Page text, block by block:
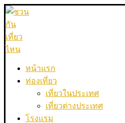
หน้าแรก
ท่องเที่ยว
เที่ยวในประเทศ
เที่ยวต่างประเทศ
โรงแรม